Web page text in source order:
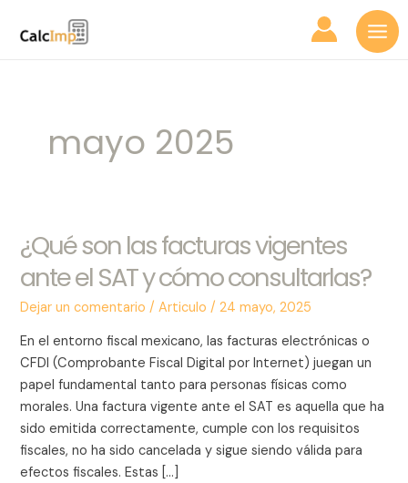
mayo 2025
¿Qué son las facturas vigentes
ante el SAT y cómo consultarlas?
Dejar un comentario /Articulo /24 mayo, 2025
En el entorno fiscal mexicano, las facturas electrónicas o
CFDI (Comprobante Fiscal Digital por Internet) juegan un
papel fundamental tanto para personas físicas como
morales. Una factura vigente ante el SAT es aquella que ha
sido emitida correctamente, cumple con los requisitos
fiscales, no ha sido cancelada y sigue siendo válida para
efectos fiscales. Estas […]
¿Qué
son
las
facturas
ante
el
SAT
y
cómo
consultarlas?